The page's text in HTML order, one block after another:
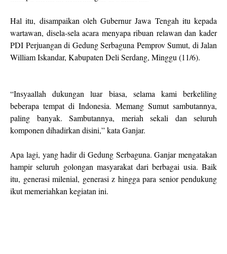
Hal itu, disampaikan oleh Gubernur Jawa Tengah itu kepada
wartawan, disela-sela acara menyapa ribuan relawan dan kader
PDI Perjuangan di Gedung Serbaguna Pemprov Sumut, di Jalan
William Iskandar, Kabupaten Deli Serdang, Minggu (11/6).
“Insyaallah dukungan luar biasa, selama kami berkeliling
beberapa tempat di Indonesia. Memang Sumut sambutannya,
paling banyak. Sambutannya, meriah sekali dan seluruh
komponen dihadirkan disini,” kata Ganjar.
Apa lagi, yang hadir di Gedung Serbaguna. Ganjar mengatakan
hampir seluruh golongan masyarakat dari berbagai usia. Baik
itu, generasi milenial, generasi z hingga para senior pendukung
ikut memeriahkan kegiatan ini.